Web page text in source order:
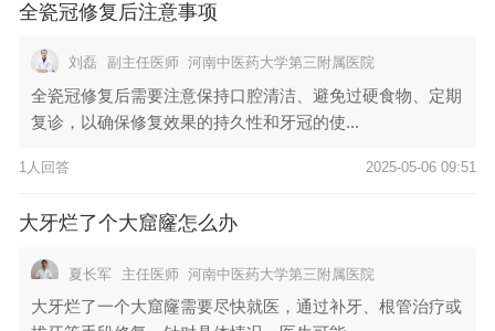
全瓷冠修复后注意事项
刘磊 副主任医师 河南中医药大学第三附属医院
全瓷冠修复后需要注意保持口腔清洁、避免过硬食物、定期
复诊，以确保修复效果的持久性和牙冠的使...
1人回答 2025-05-06 09:51
大牙烂了个大窟窿怎么办
夏长军 主任医师 河南中医药大学第三附属医院
大牙烂了一个大窟窿需要尽快就医，通过补牙、根管治疗或